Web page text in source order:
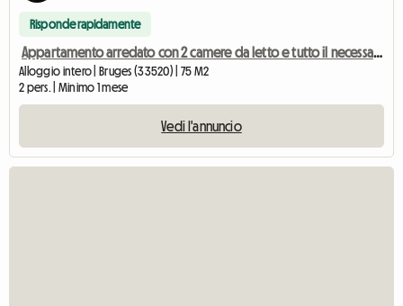
Risponde rapidamente
Appartamento arredato con 2 camere da letto e tutto il necessario – ideale per soggiorni di lunga durata
Alloggio intero | Bruges (33520) | 75 M2
2 pers. | Minimo 1 mese
Vedi l'annuncio